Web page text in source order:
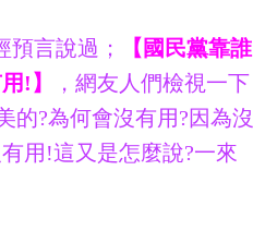
預言說過；
【國民黨靠誰
!】
，網友人們檢視一下
的?為何會沒有用?因為沒
用!這又是怎麼說?一來